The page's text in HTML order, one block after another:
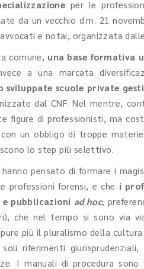
per le
da un vecchio d.m. 21
e notai, organizzata
comune, una base formativa
a una marcata
sviluppate scuole private
dal CNF. Nel mentre,
figure di professionisti, ma
un obbligo di troppe
lo step più selettivo.
pensato di formare i
professioni forensi, e che i
pubblicazioni ad hoc,
che nel tempo si sono via
più il pluralismo della
riferimenti
I manuali di procedura sono